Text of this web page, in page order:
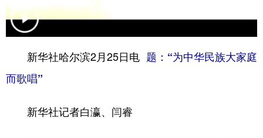
多语种频道
English
Русский язык 日本語 한국어
Deutsch
新华社哈尔滨2月25日电 题：“为中华民族大家庭
而歌唱”
新华社记者白瀛、闫睿